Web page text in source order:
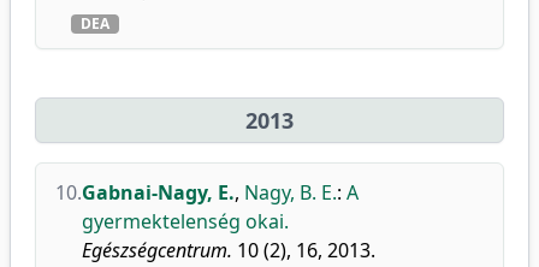
DEA
2013
10.Gabnai-Nagy, E., Nagy, B. E.: A
gyermektelenség okai.
Egészségcentrum. 10 (2), 16, 2013.